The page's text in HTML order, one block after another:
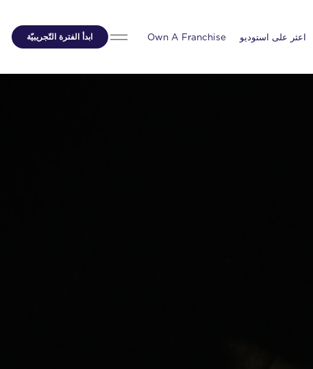
اعثر على استوديو Own A Franchise ابدأ الفترة التّجريبيّة